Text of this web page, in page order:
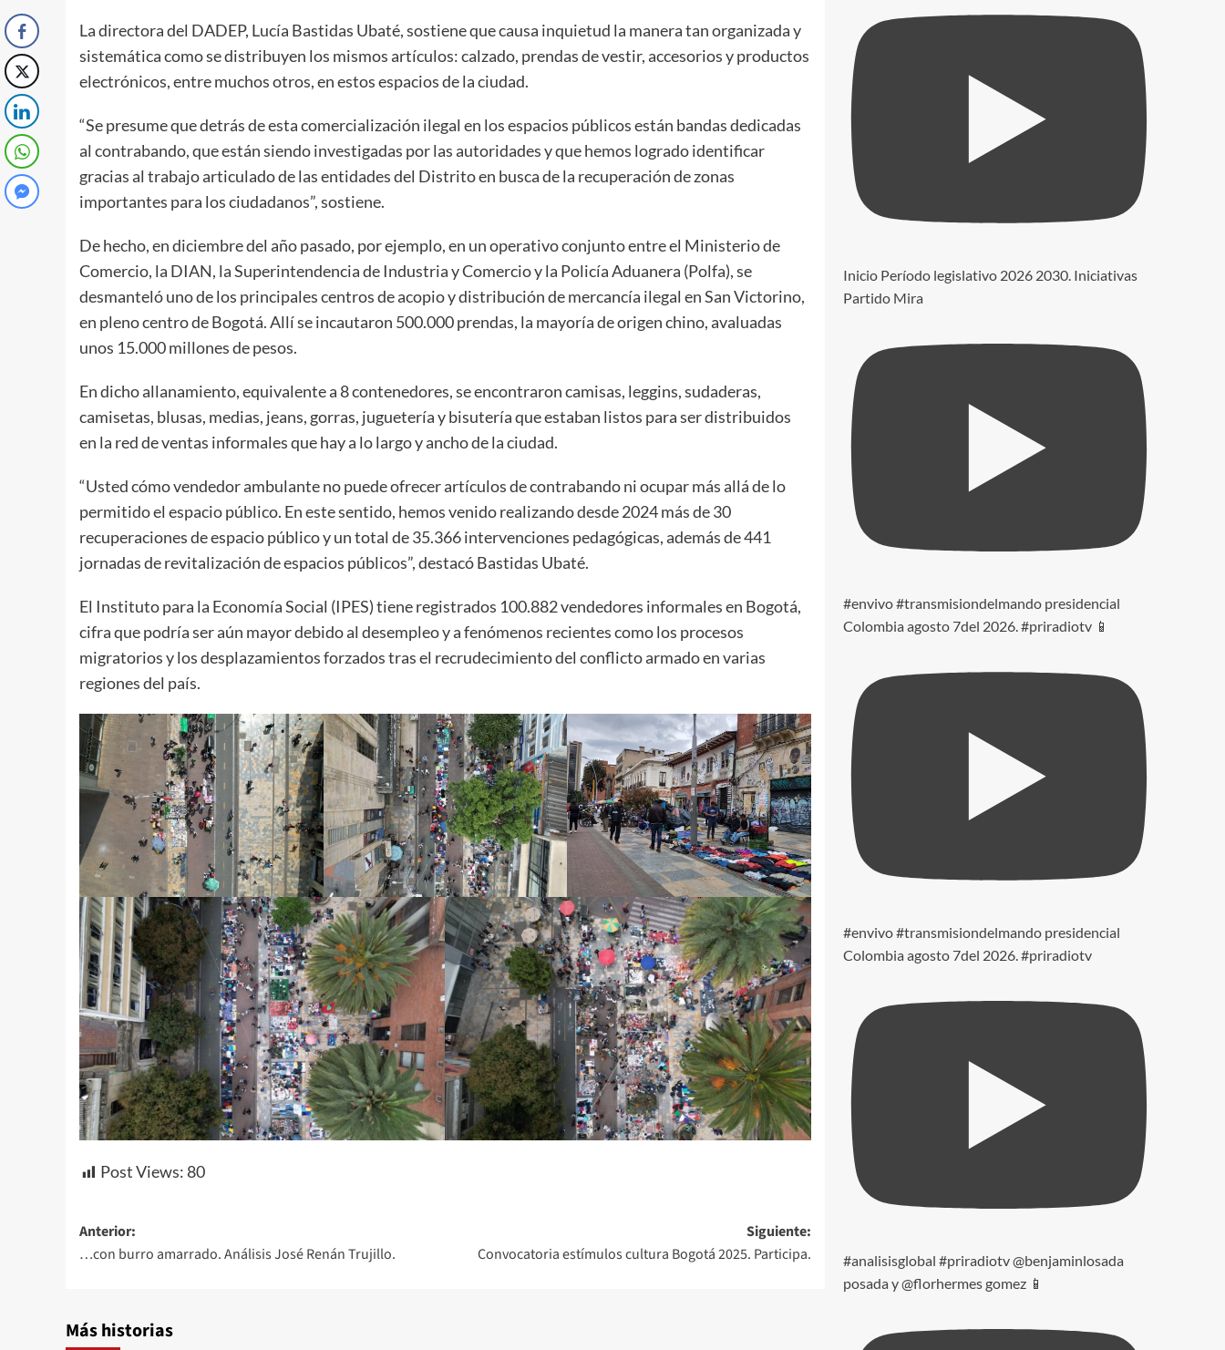
La directora del DADEP, Lucía Bastidas Ubaté, sostiene que causa inquietud la manera tan organizada y
sistemática como se distribuyen los mismos artículos: calzado, prendas de vestir, accesorios y productos
electrónicos, entre muchos otros, en estos espacios de la ciudad.
“Se presume que detrás de esta comercialización ilegal en los espacios públicos están bandas dedicadas
al contrabando, que están siendo investigadas por las autoridades y que hemos logrado identificar
gracias al trabajo articulado de las entidades del Distrito en busca de la recuperación de zonas
importantes para los ciudadanos”, sostiene.
De hecho, en diciembre del año pasado, por ejemplo, en un operativo conjunto entre el Ministerio de
Comercio, la DIAN, la Superintendencia de Industria y Comercio y la Policía Aduanera (Polfa), se
desmanteló uno de los principales centros de acopio y distribución de mercancía ilegal en San Victorino,
en pleno centro de Bogotá. Allí se incautaron 500.000 prendas, la mayoría de origen chino, avaluadas
unos 15.000 millones de pesos.
En dicho allanamiento, equivalente a 8 contenedores, se encontraron camisas, leggins, sudaderas,
camisetas, blusas, medias, jeans, gorras, juguetería y bisutería que estaban listos para ser distribuidos
en la red de ventas informales que hay a lo largo y ancho de la ciudad.
“Usted cómo vendedor ambulante no puede ofrecer artículos de contrabando ni ocupar más allá de lo
permitido el espacio público. En este sentido, hemos venido realizando desde 2024 más de 30
recuperaciones de espacio público y un total de 35.366 intervenciones pedagógicas, además de 441
jornadas de revitalización de espacios públicos”, destacó Bastidas Ubaté.
El Instituto para la Economía Social (IPES) tiene registrados 100.882 vendedores informales en Bogotá,
cifra que podría ser aún mayor debido al desempleo y a fenómenos recientes como los procesos
migratorios y los desplazamientos forzados tras el recrudecimiento del conflicto armado en varias
regiones del país.
Post Views: 80
Navegación
de
Anterior:
…con burro amarrado. Análisis José Renán Trujillo.
Siguiente:
Convocatoria estímulos cultura Bogotá 2025. Participa.
Más historias
Inicio Período legislativo 2026 2030. Iniciativas
Partido Mira
#envivo #transmisiondelmando presidencial
Colombia agosto 7del 2026. #priradiotv 📱
#envivo #transmisiondelmando presidencial
Colombia agosto 7del 2026. #priradiotv
#analisisglobal #priradiotv @benjaminlosada
posada y @florhermes gomez 📱